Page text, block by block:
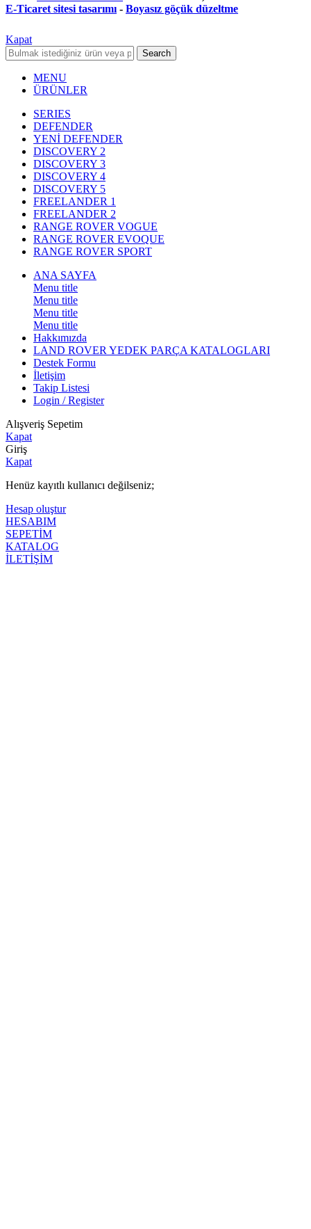
E-Ticaret sitesi tasarımı- Boyasız göçük düzeltme
Kapat
Search
MENU
ÜRÜNLER
SERIES
DEFENDER
YENİ DEFENDER
DISCOVERY 2
DISCOVERY 3
DISCOVERY 4
DISCOVERY 5
FREELANDER 1
FREELANDER 2
RANGE ROVER VOGUE
RANGE ROVER EVOQUE
RANGE ROVER SPORT
ANA SAYFA
Menu title
Menu title
Menu title
Menu title
Hakkımızda
LAND ROVER YEDEK PARÇA KATALOGLARI
Destek Formu
İletişim
Takip Listesi
Login / Register
Alışveriş Sepetim
Kapat
Giriş
Kapat
Henüz kayıtlı kullanıcı değilseniz;
Hesap oluştur
HESABIM
SEPETİM
KATALOG
İLETİŞİM